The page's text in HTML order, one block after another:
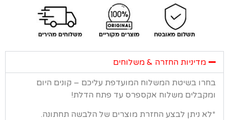
מדיניות החזרה & משלוחים
בשיטת המשלוח המועדפת עליכם – קונים היום
משלוח אקספרס עד פתח הדלת!
ניתן לבצע החזרת מוצרים של הלבשה תחתונה.